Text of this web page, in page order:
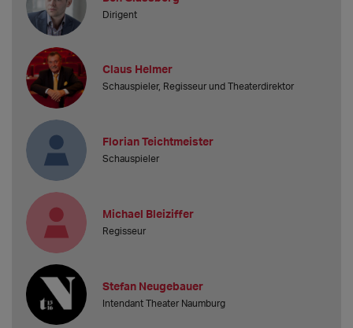
Dirigent
Claus Helmer
Schauspieler, Regisseur und Theaterdirektor
Florian Teichtmeister
Schauspieler
Michael Bleiziffer
Regisseur
Stefan Neugebauer
Intendant Theater Naumburg